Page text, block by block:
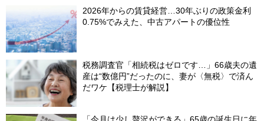
2026年からの賃貸経営…30年ぶりの政策金利
0.75%でみえた、中古アパートの優位性
税務調査官「相続税はゼロです…」66歳夫の遺
産は“数億円”だったのに、妻が〈無税〉で済ん
だワケ【税理士が解説】